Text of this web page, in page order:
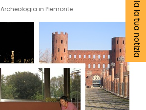
Archeologia in Piemonte Segnala la tua notizia